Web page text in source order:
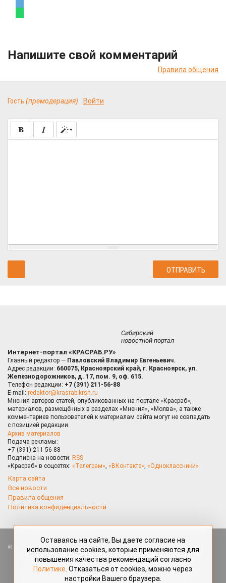
Напишите свой комментарий
Правила общения
Гость (премодерация) Войти
Сибирский
новостной портал
Интернет-портал «КРАСРАБ.РУ»
Главный редактор — Павловский Владимир Евгеньевич.
Адрес редакции: 660075, Красноярский край, г. Красноярск, ул.
Железнодорожников, д. 17, пом. 9, оф. 615.
Телефон редакции: +7 (391) 211-56-88
E-mail: redaktor@krasrab.krsn.ru
Мнения авторов статей, опубликованных на портале «Красраб»,
материалов, размещённых в разделах «Мнения», «Молва», а также
комментариев пользователей к материалам сайта могут не совпадать
с позицией редакции.
Архив материалов
Подача рекламы:
+7 (391) 211-56-88
Подписка на новости: RSS
«Красраб» в соцсетях: «Телеграм», «ВКонтакте», «Одноклассники»
Карта сайта
Все новости
Правила общения
Политика конфиденциальности
Все права защищены. Любые материалы, размещённые на портале
«Красраб.ру» сотрудниками редакции, нештатными авторами
и читателями, являются объектами авторского права. Полное или
частичное использование материалов, размещённых на портале
«Красраб.ру», допускается только с письменного согласия редакции
Оставаясь на сайте, Вы даете согласие на
использование cookies, которые применяются для
повышения качества рекомендаций согласно
Политике . Отказаться от cookies, можно через
настройки Вашего браузера.